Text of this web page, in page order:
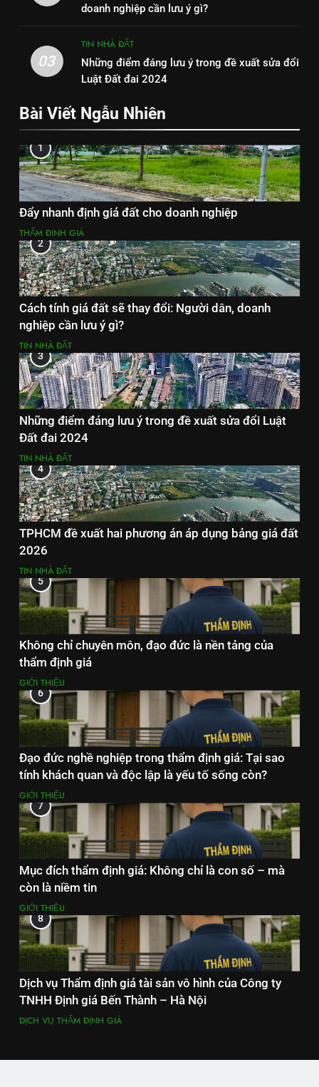
doanh nghiệp cần lưu ý gì?
03
TIN NHÀ ĐẤT
Những điểm đáng lưu ý trong đề xuất sửa đổi
Luật Đất đai 2024
Bài Viết Ngẫu Nhiên
1
Đẩy nhanh định giá đất cho doanh nghiệp
THẨM ĐỊNH GIÁ
2
Cách tính giá đất sẽ thay đổi: Người dân, doanh
nghiệp cần lưu ý gì?
TIN NHÀ ĐẤT
3
Những điểm đáng lưu ý trong đề xuất sửa đổi Luật
Đất đai 2024
TIN NHÀ ĐẤT
4
TPHCM đề xuất hai phương án áp dụng bảng giá đất
2026
TIN NHÀ ĐẤT
5
Không chỉ chuyên môn, đạo đức là nền tảng của
thẩm định giá
GIỚI THIỆU
6
Đạo đức nghề nghiệp trong thẩm định giá: Tại sao
tính khách quan và độc lập là yếu tố sống còn?
GIỚI THIỆU
7
Mục đích thẩm định giá: Không chỉ là con số – mà
còn là niềm tin
GIỚI THIỆU
8
Dịch vụ Thẩm định giá tài sản vô hình của Công ty
TNHH Định giá Bến Thành – Hà Nội
DỊCH VỤ THẨM ĐỊNH GIÁ